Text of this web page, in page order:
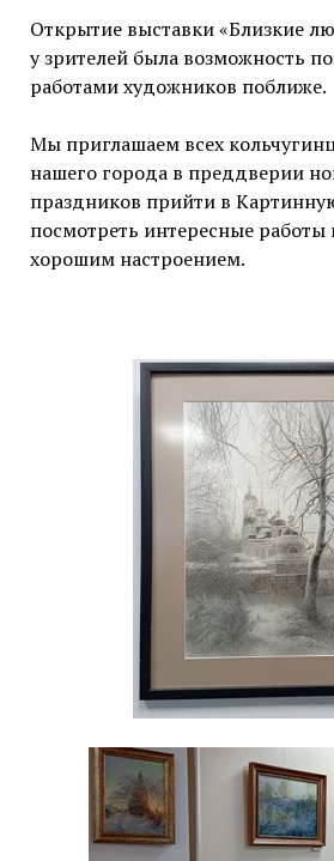
Открытие выставки «Близкие
у зрителей была возможность
работами художников поближе.
Мы приглашаем всех
нашего города в преддверии
праздников прийти в
посмотреть интересные работы
хорошим настроением.